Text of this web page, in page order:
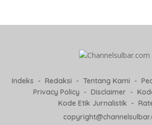
Indeks Redaksi Tentang Kami
Privacy Policy
Disclaimer
Kode Etik Jurnalistik